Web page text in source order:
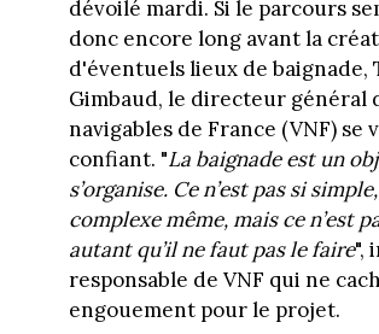
dévoilé mardi. Si le parcours
donc encore long avant la
d'éventuels lieux de baignade,
Gimbaud, le directeur général
navigables de France (VNF) se
confiant. "La baignade est un
s’organise. Ce n’est pas si
complexe même, mais ce n’est
autant qu’il ne faut pas le faire",
responsable de VNF qui ne
engouement pour le projet.